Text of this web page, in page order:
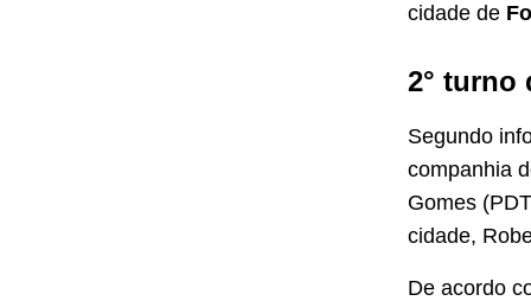
cidade de
2° turno
Segundo
companhia
Gomes
cidade,
De acordo